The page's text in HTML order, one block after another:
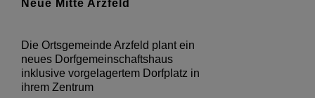
Neue Mitte Arzfeld
Die Ortsgemeinde Arzfeld plant ein
neues Dorfgemeinschaftshaus
inklusive vorgelagertem Dorfplatz in
ihrem Zentrum